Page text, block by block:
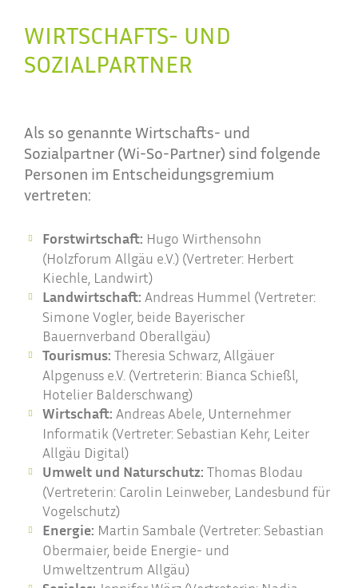
WIRTSCHAFTS- UND
SOZIALPARTNER
Als so genannte Wirtschafts- und
Sozialpartner (Wi-So-Partner) sind folgende
Personen im Entscheidungsgremium
vertreten:
Forstwirtschaft: Hugo Wirthensohn
(Holzforum Allgäu e.V.) (Vertreter: Herbert
Kiechle, Landwirt)
Landwirtschaft: Andreas Hummel (Vertreter:
Simone Vogler, beide Bayerischer
Bauernverband Oberallgäu)
Tourismus: Theresia Schwarz, Allgäuer
Alpgenuss e.V. (Vertreterin: Bianca Schießl,
Hotelier Balderschwang)
Wirtschaft: Andreas Abele, Unternehmer
Informatik (Vertreter: Sebastian Kehr, Leiter
Allgäu Digital)
Umwelt und Naturschutz: Thomas Blodau
(Vertreterin: Carolin Leinweber, Landesbund für
Vogelschutz)
Energie: Martin Sambale (Vertreter: Sebastian
Obermaier, beide Energie- und
Umweltzentrum Allgäu)